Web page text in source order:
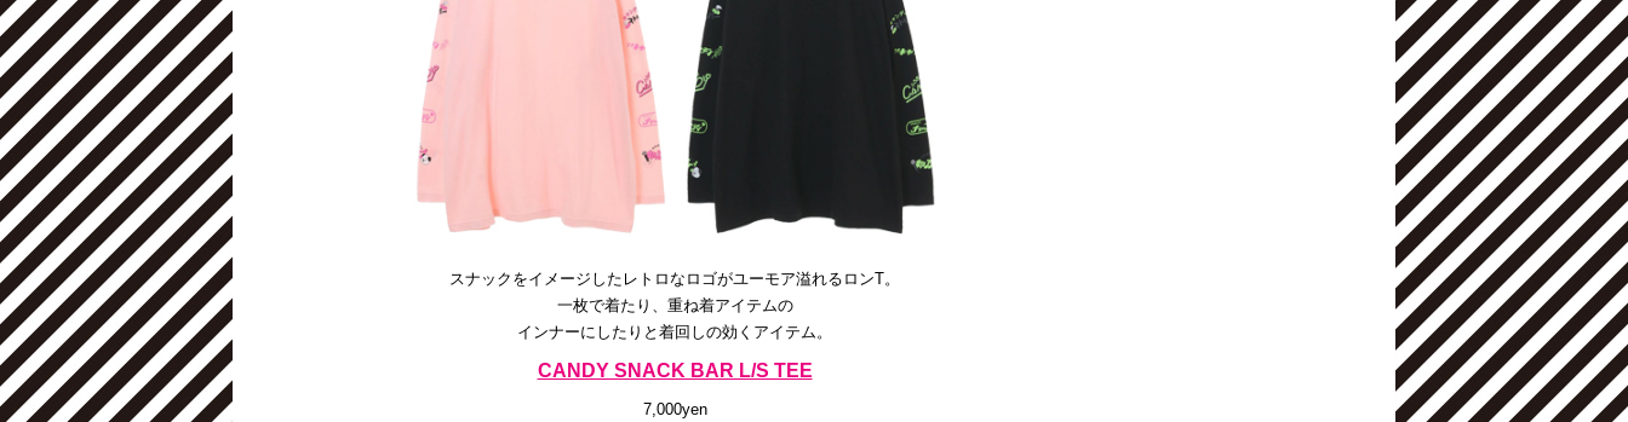
スナックをイメージしたレトロなロゴがユーモア溢れるロンT。
一枚で着たり、重ね着アイテムの
インナーにしたりと着回しの効くアイテム。
CANDY SNACK BAR L/S TEE
7,000yen